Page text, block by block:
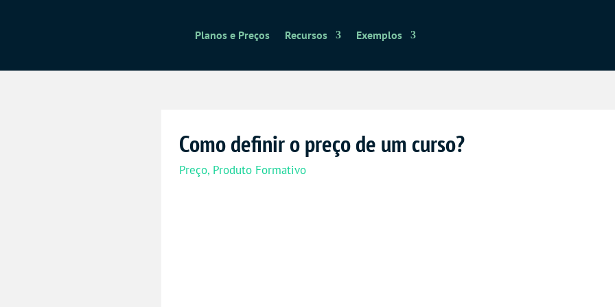
Planos e Preços Recursos Exemplos
Como definir o preço de um curso?
Preço, Produto Formativo